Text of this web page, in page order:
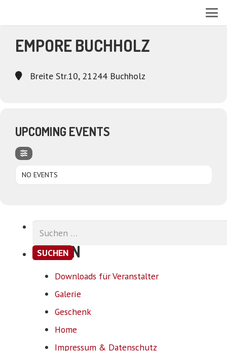
EMPORE BUCHHOLZ
Breite Str.10, 21244 Buchholz
UPCOMING EVENTS
NO EVENTS
nach:
SEITEN
Downloads für Veranstalter
Galerie
Geschenk
Home
Impressum & Datenschutz